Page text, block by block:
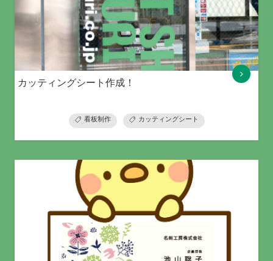
カッティングシート作成！
看板制作 カッティングシート